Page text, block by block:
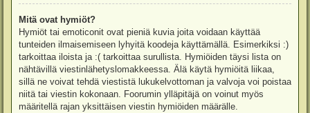
Mitä ovat hymiöt?
Hymiöt tai emoticonit ovat pieniä kuvia joita voidaan käyttää
tunteiden ilmaisemiseen lyhyitä koodeja käyttämällä. Esimerkiksi :)
tarkoittaa iloista ja :( tarkoittaa surullista. Hymiöiden täysi lista on
nähtävillä viestinlähetyslomakkeessa. Älä käytä hymiöitä liikaa,
sillä ne voivat tehdä viestistä lukukelvottoman ja valvoja voi poistaa
niitä tai viestin kokonaan. Foorumin ylläpitäjä on voinut myös
määritellä rajan yksittäisen viestin hymiöiden määrälle.